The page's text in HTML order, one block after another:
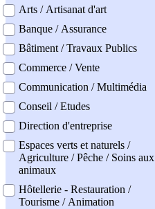
Arts / Artisanat d'art
Banque / Assurance
Bâtiment / Travaux Publics
Commerce / Vente
Communication / Multimédia
Conseil / Etudes
Direction d'entreprise
Espaces verts et naturels /
Agriculture / Pêche / Soins aux
animaux
Hôtellerie - Restauration /
Tourisme / Animation